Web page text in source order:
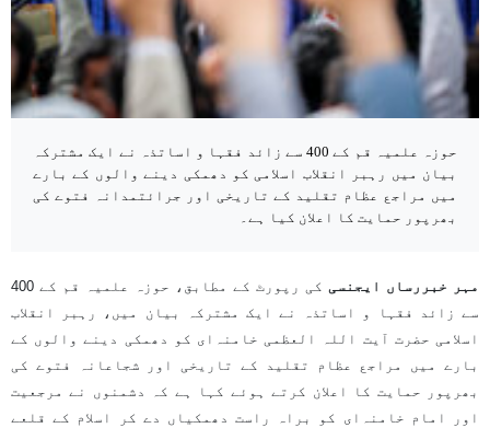
حوزہ علمیہ قم کے 400 سے زائد فقہا و اساتذہ نے ایک مشترکہ
بیان میں رہبر انقلاب اسلامی کو دھمکی دینے والوں کے بارے
میں مراجع عظام تقلید کے تاریخی اور جرائتمدانہ فتوے کی
بھرپور حمایت کا اعلان کیا ہے۔
مہر خبررساں ایجنسی
کی رپورٹ کے مطابق، حوزہ علمیہ قم کے 400
سے زائد فقہا و اساتذہ نے ایک مشترکہ بیان میں، رہبر انقلاب
اسلامی حضرت آیت اللہ العظمی خامنہ‌ای کو دھمکی دینے والوں کے
بارے میں مراجع عظام تقلید کے تاریخی اور شجاعانہ فتوے کی
بھرپور حمایت کا اعلان کرتے ہوئے کہا ہے کہ دشمنوں نے مرجعیت
اور امام خامنہ‌ای کو براہ راست دھمکیاں دے کر اسلام کے قلعے